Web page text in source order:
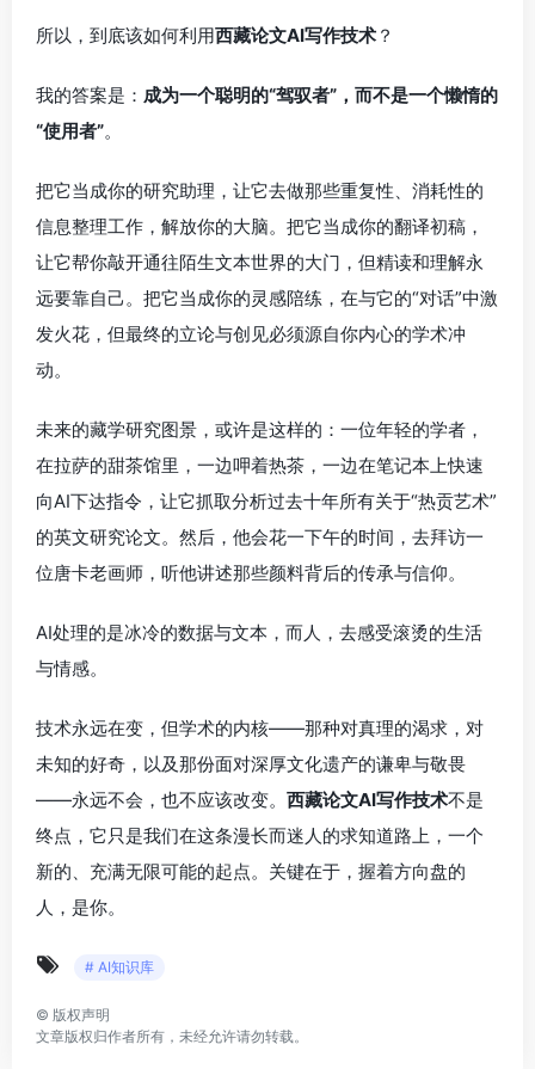
所以，到底该如何利用西藏论文AI写作技术 ？
我的答案是： 成为一个聪明的“驾驭者”，而不是一个懒惰的
“使用者”。
把它当成你的研究助理，让它去做那些重复性、消耗性的
信息整理工作，解放你的大脑。把它当成你的翻译初稿，
让它帮你敲开通往陌生文本世界的大门，但精读和理解永
远要靠自己。把它当成你的灵感陪练，在与它的“对话”中激
发火花，但最终的立论与创见必须源自你内心的学术冲
动。
未来的藏学研究图景，或许是这样的：一位年轻的学者，
在拉萨的甜茶馆里，一边呷着热茶，一边在笔记本上快速
向AI下达指令，让它抓取分析过去十年所有关于“热贡艺术”
的英文研究论文。然后，他会花一下午的时间，去拜访一
位唐卡老画师，听他讲述那些颜料背后的传承与信仰。
AI处理的是冰冷的数据与文本，而人，去感受滚烫的生活
与情感。
技术永远在变，但学术的内核——那种对真理的渴求，对
未知的好奇，以及那份面对深厚文化遗产的谦卑与敬畏
——永远不会，也不应该改变。 西藏论文AI写作技术不是
终点，它只是我们在这条漫长而迷人的求知道路上，一个
新的、充满无限可能的起点。关键在于，握着方向盘的
人，是你。
# AI知识库
© 版权声明
文章版权归作者所有，未经允许请勿转载。